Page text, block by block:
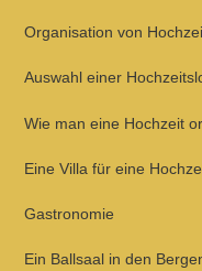
Organisation von
Auswahl einer
Wie man eine Hochzeit
Eine Villa für eine
Gastronomie
Ein Ballsaal in den